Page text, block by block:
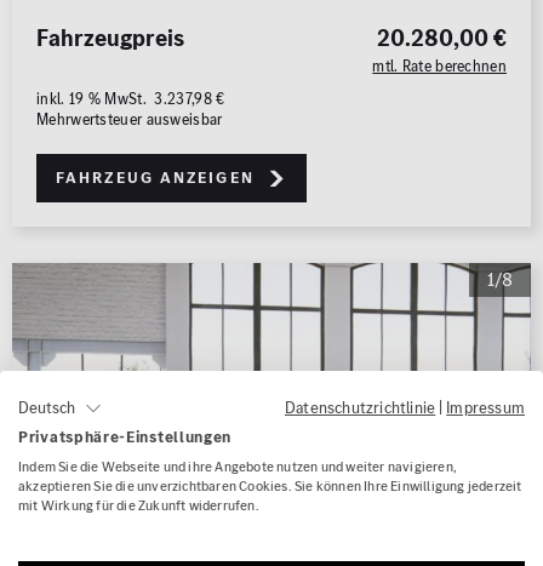
20.280,00 €
mtl. Rate berechnen
Fahrzeugpreis
inkl. 19 % MwSt. 3.237,98 €
Mehrwertsteuer ausweisbar
Fahrzeug anzeigen
1/8
Deutsch Datenschutzrichtlinie | Impressum
Privatsphäre-Einstellungen
Indem Sie die Webseite und ihre Angebote nutzen und weiter navigieren,
akzeptieren Sie die unverzichtbaren Cookies. Sie können Ihre Einwilligung jederzeit
mit Wirkung für die Zukunft widerrufen.